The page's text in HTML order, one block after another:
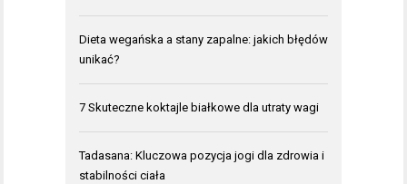
Dieta wegańska a stany zapalne: jakich błędów
unikać?
7 Skuteczne koktajle białkowe dla utraty wagi
Tadasana: Kluczowa pozycja jogi dla zdrowia i
stabilności ciała